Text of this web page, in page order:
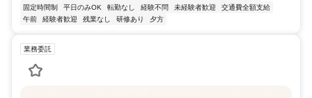
固定時間制
平日のみOK 転勤なし 経験不問 未経験者歓迎
交通費全額支給
午前
経験者歓迎 残業なし 研修あり 夕方
業務委託